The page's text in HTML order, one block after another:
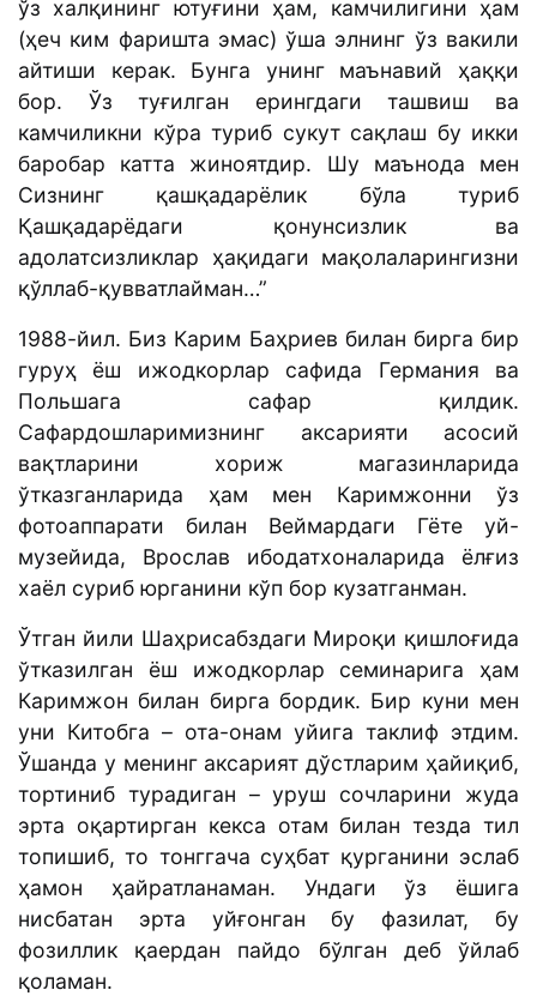
ўз халқининг ютуғини ҳам, камчилигини ҳам
(ҳеч ким фаришта эмас) ўша элнинг ўз вакили
айтиши керак. Бунга унинг маънавий ҳаққи
бор. Ўз туғилган ерингдаги ташвиш ва
камчиликни кўра туриб сукут сақлаш бу икки
баробар катта жиноятдир. Шу маънода мен
Сизнинг қашқадарёлик бўла туриб
Қашқадарёдаги қонунсизлик ва
адолатсизликлар ҳақидаги мақолаларингизни
қўллаб-қувватлайман…”
1988-йил. Биз Карим Баҳриев билан бирга бир
гуруҳ ёш ижодкорлар сафида Германия ва
Польшага сафар қилдик.
Сафардошларимизнинг аксарияти асосий
вақтларини хориж магазинларида
ўтказганларида ҳам мен Каримжонни ўз
фотоаппарати билан Веймардаги Гёте уй-
музейида, Врослав ибодатхоналарида ёлғиз
хаёл суриб юрганини кўп бор кузатганман.
Ўтган йили Шаҳрисабздаги Мироқи қишлоғида
ўтказилган ёш ижодкорлар семинарига ҳам
Каримжон билан бирга бордик. Бир куни мен
уни Китобга – ота-онам уйига таклиф этдим.
Ўшанда у менинг аксарият дўстларим ҳайиқиб,
тортиниб турадиган – уруш сочларини жуда
эрта оқартирган кекса отам билан тезда тил
топишиб, то тонггача суҳбат қурганини эслаб
ҳамон ҳайратланаман. Ундаги ўз ёшига
нисбатан эрта уйғонган бу фазилат, бу
фозиллик қаердан пайдо бўлган деб ўйлаб
қоламан.